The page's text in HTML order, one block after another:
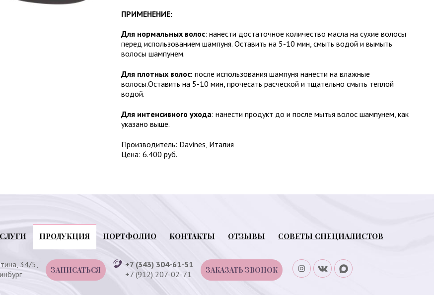
ПРИМЕНЕНИЕ:
Для нормальных волос: нанести достаточное количество масла на сухие волосы
перед использованием шампуня. Оставить на 5-10 мин, смыть водой и вымыть
волосы шампунем.
Для плотных волос: после использования шампуня нанести на влажные
волосы.Оставить на 5-10 мин, прочесать расческой и тщательно смыть теплой
водой.
Для интенсивного ухода: нанести продукт до и после мытья волос шампунем, как
указано выше.
Производитель: Davines, Италия
Цена: 6.400 руб.
ПРОДУКЦИЯ ПОРТФОЛИО КОНТАКТЫ ОТЗЫВЫ СОВЕТЫ СПЕЦИАЛИСТОВ
34/5,
ЗАПИСАТЬСЯ
+7 (343) 304-61-51
+7 (912) 207-02-71
ЗАКАЗАТЬ ЗВОНОК